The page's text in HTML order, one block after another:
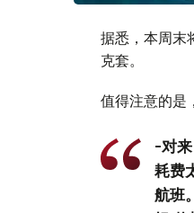
据悉，本周末
克套。
值得注意的是
-对
耗费
航班